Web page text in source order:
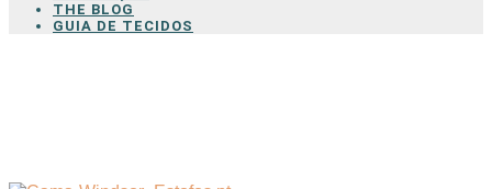
THE BLOG
GUIA DE TECIDOS